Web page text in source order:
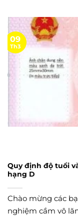
Quy định độ tuổi
hạng D
Chào mừng các
nghiệm cầm vô
09
Th3